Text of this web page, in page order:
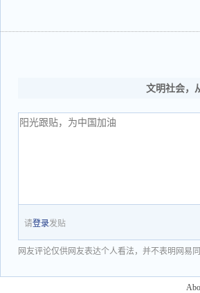
文明社会，
请登录发贴
网友评论仅供网友表达个人看法，并不表明网易